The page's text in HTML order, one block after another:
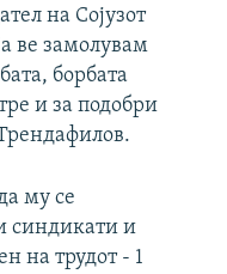
на Сојузот
ве замолувам
борбата
и за подобри
му се
синдикати и
на трудот - 1